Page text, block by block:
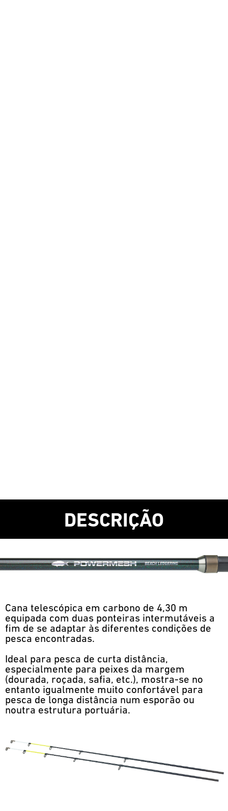
DESCRIÇÃO
Cana telescópica em carbono de 4,30 m
equipada com duas ponteiras intermutáveis a
fim de se adaptar às diferentes condições de
pesca encontradas.
Ideal para pesca de curta distância,
especialmente para peixes da margem
(dourada, roçada, safia, etc.), mostra-se no
entanto igualmente muito confortável para
pesca de longa distância num esporão ou
noutra estrutura portuária.